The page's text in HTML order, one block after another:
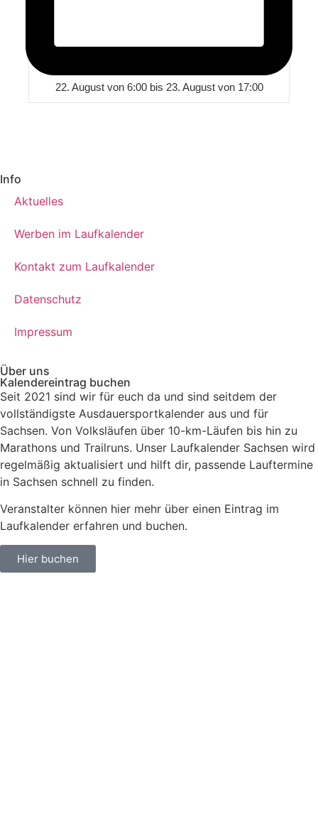
22. August von 6:00bis 23. August von 17:00
Info
Aktuelles
Werben im Laufkalender
Kontakt zum Laufkalender
Datenschutz
Impressum
Über uns
Kalendereintrag buchen
Seit 2021 sind wir für euch da und sind seitdem der
vollständigste Ausdauersportkalender aus und für
Sachsen. Von Volksläufen über 10-km-Läufen bis hin zu
Marathons und Trailruns. Unser Laufkalender Sachsen wird
regelmäßig aktualisiert und hilft dir, passende Lauftermine
in Sachsen schnell zu finden.
Veranstalter können hier mehr über einen Eintrag im
Laufkalender erfahren und buchen.
Hier buchen